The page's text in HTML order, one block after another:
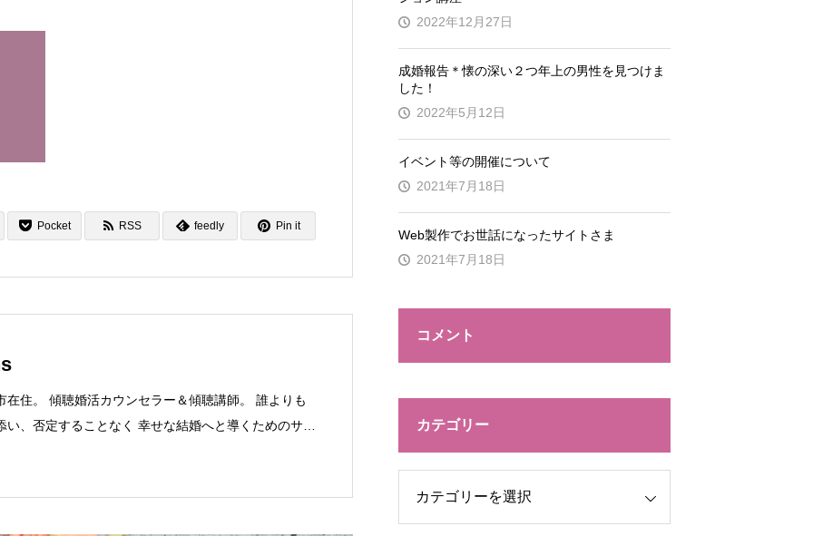
Pocket RSS feedly Pin it
在住。 傾聴婚活カウンセラー＆傾聴講師。 誰よりも
い、否定することなく 幸せな結婚へと導くためのサポ
2022年12月27日
成婚報告＊懐の深い２つ年上の男性を見つけま
した！
2022年5月12日
イベント等の開催について
2021年7月18日
Web製作でお世話になったサイトさま
2021年7月18日
コメント
カテゴリー